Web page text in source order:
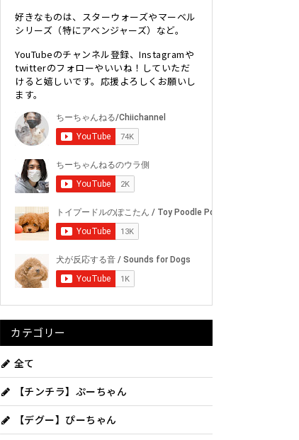
好きなものは、スターウォーズやマーベル
シリーズ（特にアベンジャーズ）など。
YouTubeのチャンネル登録、Instagramや
twitterのフォローやいいね！していただ
けると嬉しいです。応援よろしくお願いし
ます。
カテゴリー
全て
【チンチラ】ぷーちゃん
【デグー】ぴーちゃん